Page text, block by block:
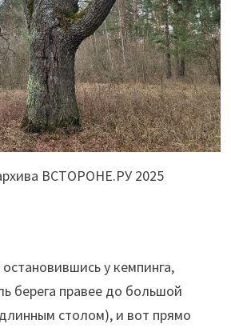
ВСТОРОНЕ.РУ 2025
у кемпинга,
берега правее до большой
столом), и вот прямо